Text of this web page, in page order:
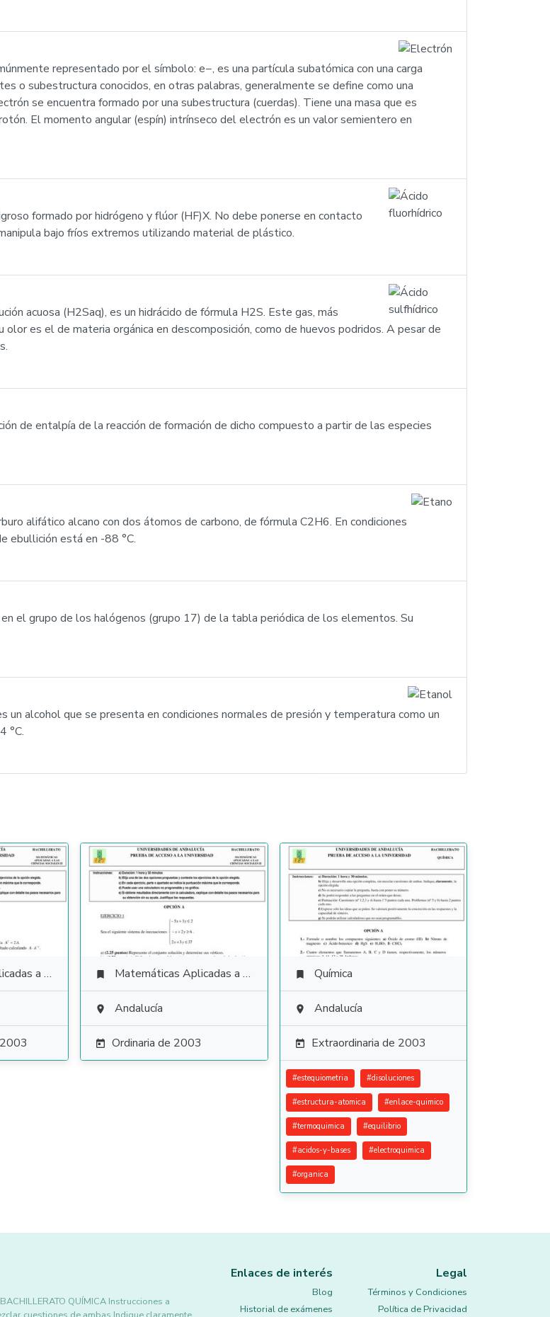
representado por el símbolo: e−, es una partícula subatómica con una carga
o subestructura conocidos, en otras palabras, generalmente se define como una
se encuentra formado por una subestructura (cuerdas). Tiene una masa que es
El momento angular (espín) intrínseco del electrón es un valor semientero en
formado por hidrógeno y flúor (HF)X. No debe ponerse en contacto
bajo fríos extremos utilizando material de plástico.
acuosa (H2Saq), es un hidrácido de fórmula H2S. Este gas, más
es el de materia orgánica en descomposición, como de huevos podridos. A pesar de
de entalpía de la reacción de formación de dicho compuesto a partir de las especies
alifático alcano con dos átomos de carbono, de fórmula C2H6. En condiciones
ebullición está en -88 °C.
el grupo de los halógenos (grupo 17) de la tabla periódica de los elementos. Su
alcohol que se presenta en condiciones normales de presión y temperatura como un
°C.
Sociales  Matemáticas Aplicadas a las Ciencias Sociales
 Andalucía
 Ordinaria de 2003
 Química
 Andalucía
 Extraordinaria de 2003
#estequiometria #disoluciones
#estructura-atomica #enlace-quimico
#termoquimica #equilibrio
#acidos-y-bases #electroquimica
#organica
QUÍMICA Instrucciones a
Enlaces de interés
Blog
Historial de exámenes
Legal
Términos y Condiciones
Política de Privacidad